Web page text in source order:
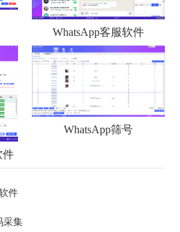
WhatsApp客服软件
件
WhatsApp筛号
件
采集